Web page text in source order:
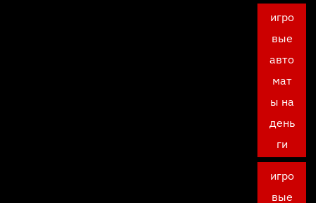
игро
вые
авто
мат
ы на
день
ги
игро
вые